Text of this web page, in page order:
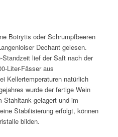
Botrytis oder Schrumpfbeeren
Dechant gelesen.
lief der Saft nach der
Liter-Fässer aus
Kellertemperaturen natürlich
wurde der fertige Wein
Stahltank gelagert und im
Stabilisierung erfolgt, können
bilden.